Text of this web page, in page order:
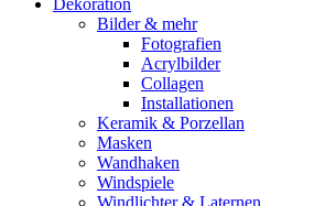
Dekoration
Bilder & mehr
Fotografien
Acrylbilder
Collagen
Installationen
Keramik & Porzellan
Masken
Wandhaken
Windspiele
Windlichter & Laternen